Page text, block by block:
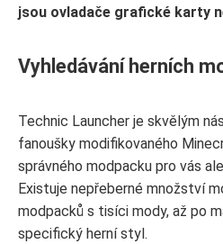
jsou ovladače grafické karty
Vyhledávání herních
Technic Launcher je skvělým
fanoušky modifikovaného
správného modpacku pro vás
Existuje nepřeberné množství
modpacků s tisíci mody, až po
specifický herní styl.